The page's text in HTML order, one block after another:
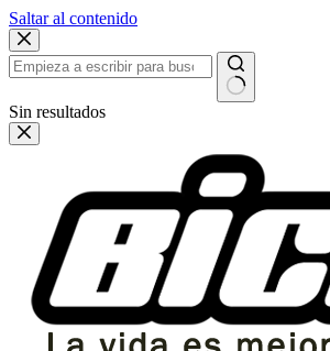
Saltar al contenido
Sin resultados